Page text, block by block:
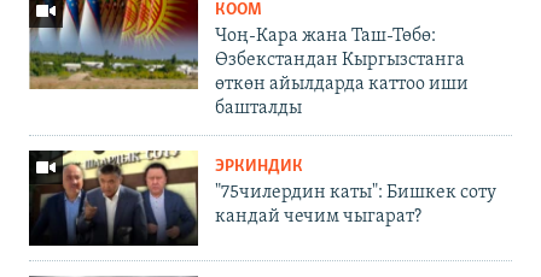
КООМ
Чоң-Кара жана Таш-Төбө:
Өзбекстандан Кыргызстанга
өткөн айылдарда каттоо иши
башталды
ЭРКИНДИК
"75чилердин каты": Бишкек соту
кандай чечим чыгарат?